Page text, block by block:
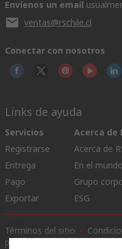
Envíenos un email
ventas@rschile.cl
Conectar con nosotros
Links de ayuda
Servicios
Registrarse
Entrega
Pago
Exportar
Acerca de
Acerca de
En el mundo
Grupo
ESG
Términos del sitio
privacidad
Cookie Policy